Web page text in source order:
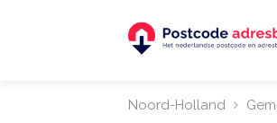
Noord-Holland